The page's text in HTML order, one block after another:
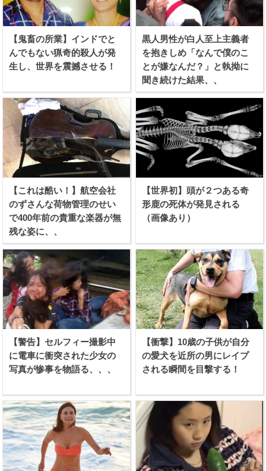
【鬼畜の所業】インドでと
んでもない猟奇的殺人が発
生し、世界を震撼させる！
黒人男性が白人至上主義者
を抱きしめ「なんで僕のこ
とが嫌なんだ？」と執拗に
聞き続けた結果、、
【これは酷い！】航空会社
のずさんな荷物管理のせい
で400年前の貴重な楽器が無
残な姿に、、
【世界初】頭が２つある奇
形鹿の死体が発見される
（画像あり）
【警告】セルフィー撮影中
に電車に衝突された少女の
写真が惨事を物語る、、、
【衝撃】10歳の子供が自分
の愛犬を近所の男にレイプ
される瞬間を目撃する！